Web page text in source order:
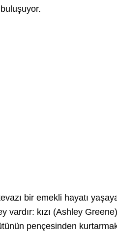
bir emekli hayatı
vardır: kızı (Ashley
pençesinden